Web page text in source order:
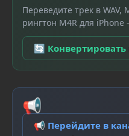
Переведите трек в WAV,
рингтон M4R для
🔄
📢
📢 Перейдите в